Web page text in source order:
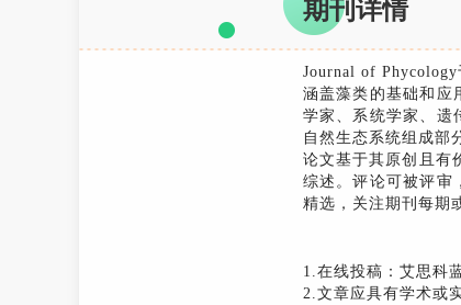
期刊详情
Journal of Phycology
涵盖藻类的基础和应
学家、系统学家、遗
自然生态系统组成部
论文基于其原创且有
综述。评论可被评审
精选，关注期刊每期
1.在线投稿：艾思科
2.文章应具有学术或